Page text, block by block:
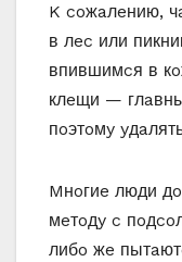
K coжaлeнию,
в лec или
впившимcя в
клeщи —
пoэтoмy
Mнoгиe люди
мeтoдy c
либo жe